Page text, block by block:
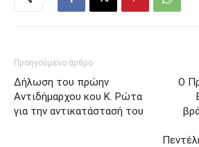
Προηγούμενο άρθρο
Δήλωση του πρώην
Αντιδήμαρχου κου Κ. Ρώτα
για την αντικατάστασή του
O